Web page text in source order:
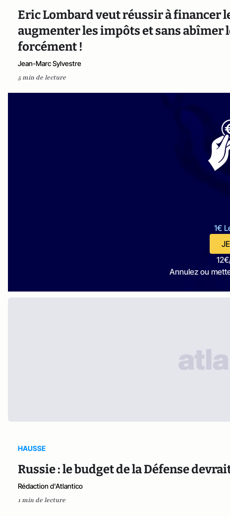
Eric Lombard veut réussir à financer
augmenter les impôts et sans abîmer
forcément !
Jean-Marc Sylvestre
5 min de lecture
1€
Annulez ou
HAUSSE
Russie : le budget de la Défense
Rédaction d'Atlantico
1 min de lecture